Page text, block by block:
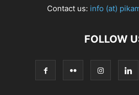
Contact us: info (at)
FOLLOW